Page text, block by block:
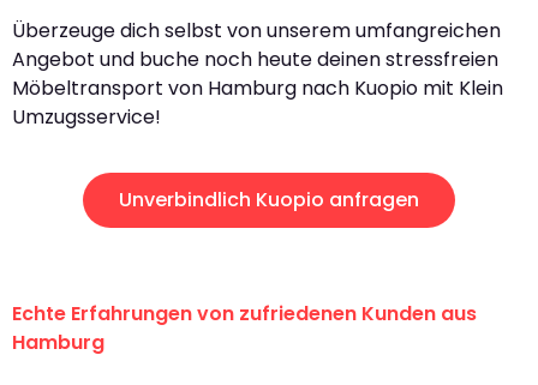
Überzeuge dich selbst von unserem umfangreichen
Angebot und buche noch heute deinen stressfreien
Möbeltransport von Hamburg nach Kuopio mit Klein
Umzugsservice!
Unverbindlich Kuopio anfragen
Echte Erfahrungen von zufriedenen Kunden aus
Hamburg